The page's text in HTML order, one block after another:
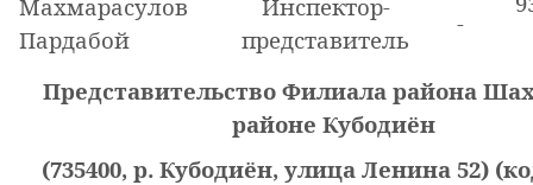
Махмарасулов
Пардабой
Инспектор-
представитель
-
Представительство Филиала района
районе Кубодиён
(735400, р. Кубодиён, улица Ленина 52)